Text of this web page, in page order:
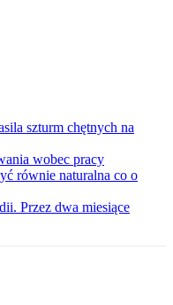
szturm chętnych na
wobec pracy
równie naturalna co o
Przez dwa miesiące